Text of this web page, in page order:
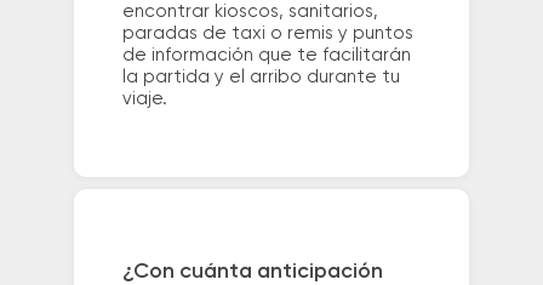
encontrar kioscos, sanitarios,
paradas de taxi o remis y puntos
de información que te facilitarán
la partida y el arribo durante tu
viaje.
¿Con cuánta anticipación